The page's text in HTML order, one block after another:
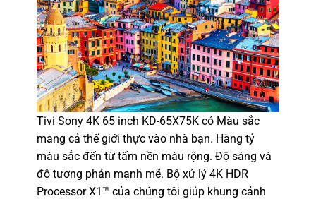
Tivi Sony 4K 65 inch KD-65X75Kcó Màu sắc
mang cả thế giới thực vào nhà bạn. Hàng tỷ
màu sắc đến từ tấm nền màu rộng. Độ sáng và
độ tương phản mạnh mẽ. Bộ xử lý 4K HDR
Processor X1™ của chúng tôi giúp khung cảnh